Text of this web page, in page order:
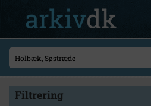
Filtrering